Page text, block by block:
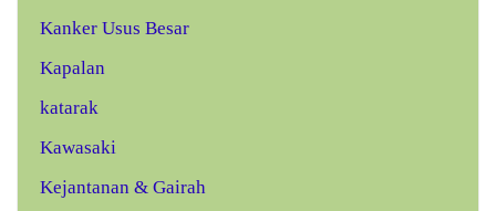
Kanker Usus Besar
Kapalan
katarak
Kawasaki
Kejantanan & Gairah